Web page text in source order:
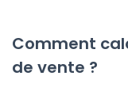
Comment
de vente ?